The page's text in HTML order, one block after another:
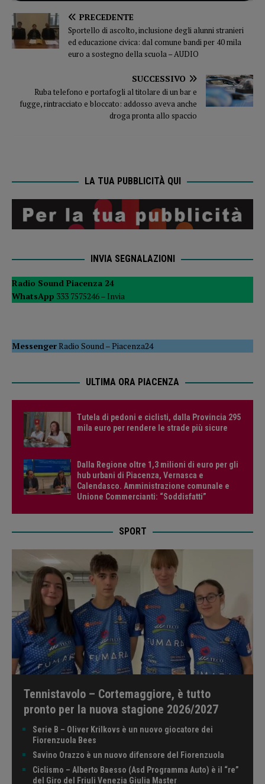
PRECEDENTE
Sportello di ascolto, inclusione degli alunni stranieri
ed educazione civica: dal comune bandi per 40 mila
euro a sostegno della scuola – AUDIO
SUCCESSIVO
Ruba telefono e portafogli al titolare di un bar e
fugge, rintracciato e bloccato: addosso aveva anche
droga pronta allo spaccio
LA TUA PUBBLICITÀ QUI
INVIA SEGNALAZIONI
Radio Sound Piacenza 24
WhatsApp 333 7575246 – Invia
MessengerRadio Sound –Piacenza24
ULTIMA ORA PIACENZA
Tutela di pedoni e ciclisti, dalla Provincia 295
mila euro per rendere le strade più sicure
Dalla Regione oltre 1,3 milioni di euro per gli
hub urbani di Piacenza, Vernasca e
Calendasco. Amministrazione comunale e
Unione Commercianti: “Soddisfatti”
SPORT
Tennistavolo – Cortemaggiore, è tutto
pronto per la nuova stagione 2026/2027
Serie B – Oliver Krilkovs è un nuovo giocatore dei
Fiorenzuola Bees
Savino Orazzo è un nuovo difensore del Fiorenzuola
Ciclismo – Alberto Baesso (Asd Programma Auto) è il “re”
del Giro del Friuli Venezia Giulia Master